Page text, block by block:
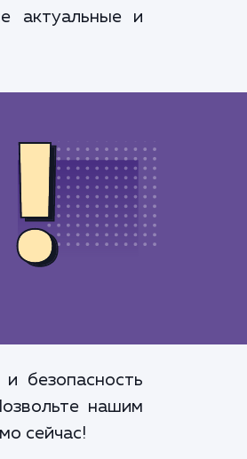
актуальные и
безопасность
нашим
сейчас!